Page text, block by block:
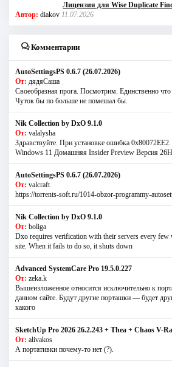
Лицензия для Wise Duplicate
Автор: diakov 11.07.2026
Комментарии
AutoSettingsPS 0.6.7 (26.07.2026)
От: дядяСаша
Своеобразная прога. Посмотрим. Единственно
Чуток бы по больше не помешал бы.
Nik Collection by DxO 9.1.0
От: valalysha
Здравствуйте. При установке ошибка
Windows 11 Домашняя Insider Preview Версия
AutoSettingsPS 0.6.7 (26.07.2026)
От: valcraft
https://torrents-soft.ru/1014-obzor-programmy-
Nik Collection by DxO 9.1.0
От: boliga
Dxo requires verification with their servers every
site. When it fails to do so, it shuts down
Advanced SystemCare Pro 19.5.0.227
От: zeka.k
Вышеизложенное относится исключительно к
данном сайте. Будут другие порташки — будет
какого
SketchUp Pro 2026 26.2.243 + Thea + Chaos V-
От: alivakos
А портативки почему-то нет (?).